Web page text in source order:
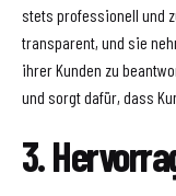
stets professionell und
transparent, und sie
ihrer Kunden zu
und sorgt dafür, dass
3.